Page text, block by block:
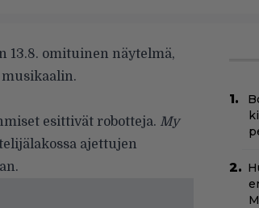
13.8. omituinen näytelmä,
esittivät robotteja. My
ajettujen